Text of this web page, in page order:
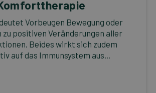
Vorbeugen Bewegung oder
positiven Veränderungen aller
Beides wirkt sich zudem
auf das Immunsystem aus...